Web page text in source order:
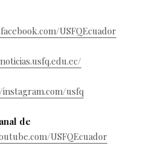
USFQEcuador
usfq
de
USFQEcuador